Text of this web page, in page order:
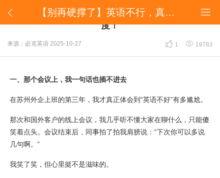
 
【别再硬撑了】英语不行，真的会拖慢你的升职速度！
【别再硬撑了】英语不行，真的会拖慢你的升职速
度！
来源：必克英语 2025-10-27  1  19783
一、那个会议上，我一句话也插不进去
在苏州外企上班的第三年，我才真正体会到“英语不好”有多尴尬。
那次和国外客户的线上会议，我几乎听不懂大家在聊什么，只能傻
笑着点头。会议结束后，同事拍了拍我肩膀说：“下次你可以多说
几句啊。”
我笑了笑，但心里挺不是滋味的。